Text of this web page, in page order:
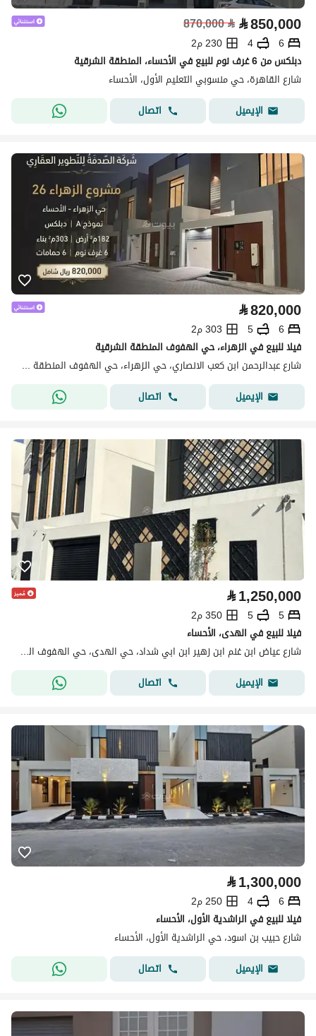
⃁850,000
⃁
870,000
6
4
230 م2
دبلكس من 6 غرف نوم للبيع في الأحساء، المنطقة الشرقية
شارع القاهرة، حي منسوبي التعليم الأول، الأحساء
الإيميل
اتصال
⃁820,000
6
5
303 م2
فيلا للبيع في الزهراء، حي الهفوف المنطقة الشرقية
شارع عبدالرحمن ابن كعب الانصاري، حي الزهراء، حي الهفوف المنطقة الشرقية، الأحساء
الإيميل
اتصال
⃁1,250,000
5
5
350 م2
فيلا للبيع في الهدى، الأحساء
شارع عياض ابن غنم ابن زهير ابن ابي شداد، حي الهدى، حي الهفوف المنطقة الشرقية، الأحساء
الإيميل
اتصال
⃁1,300,000
6
4
250 م2
فيلا للبيع في الراشدية الأول، الأحساء
شارع حبيب بن اسود، حي الراشدية الأول، الأحساء
الإيميل
اتصال